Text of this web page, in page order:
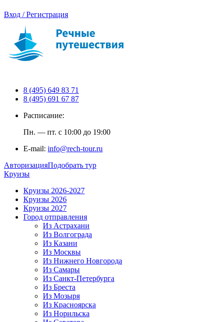
Вход / Регистрация
8 (495) 649 83 71
8 (495) 691 67 87
Расписание:
Пн. — пт. с 10:00 до 19:00
E-mail: info@rech-tour.ru
АвторизацияПодобрать тур
Круизы
Круизы 2026-2027
Круизы 2026
Круизы 2027
Город отправления
Из Астрахани
Из Волгограда
Из Казани
Из Москвы
Из Нижнего Новгорода
Из Самары
Из Санкт-Петербурга
Из Бреста
Из Мозыря
Из Красноярска
Из Норильска